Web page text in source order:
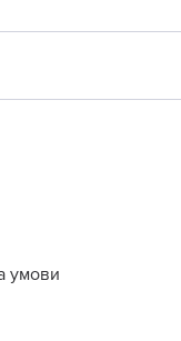
умови